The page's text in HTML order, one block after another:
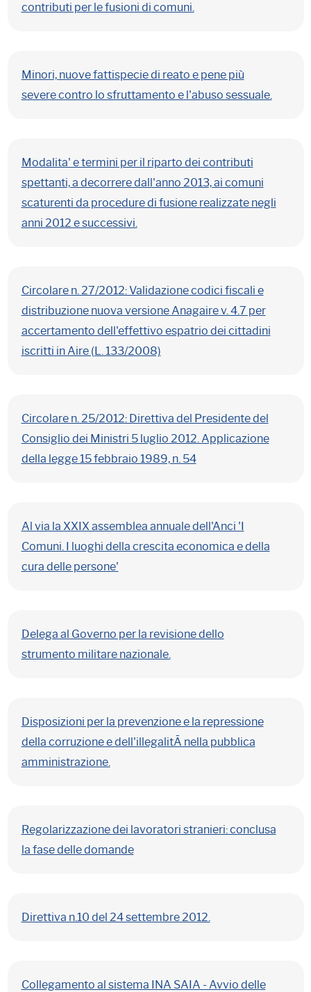
contributi per le fusioni di comuni.
Minori, nuove fattispecie di reato e pene più
severe contro lo sfruttamento e l'abuso sessuale.
Modalita' e termini per il riparto dei contributi
spettanti, a decorrere dall'anno 2013, ai comuni
scaturenti da procedure di fusione realizzate negli
anni 2012 e successivi.
Circolare n. 27/2012: Validazione codici fiscali e
distribuzione nuova versione Anagaire v. 4.7 per
accertamento dell'effettivo espatrio dei cittadini
iscritti in Aire (L. 133/2008)
Circolare n. 25/2012: Direttiva del Presidente del
Consiglio dei Ministri 5 luglio 2012. Applicazione
della legge 15 febbraio 1989, n. 54
Al via la XXIX assemblea annuale dell'Anci 'I
Comuni. I luoghi della crescita economica e della
cura delle persone'
Delega al Governo per la revisione dello
strumento militare nazionale.
Disposizioni per la prevenzione e la repressione
della corruzione e dell'illegalitÃ nella pubblica
amministrazione.
Regolarizzazione dei lavoratori stranieri: conclusa
la fase delle domande
Direttiva n.10 del 24 settembre 2012.
Collegamento al sistema INA SAIA - Avvio delle